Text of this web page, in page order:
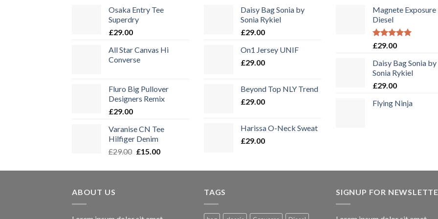
Osaka Entry Tee
Superdry
£29.00
All Star Canvas Hi
Converse
Fluro Big Pullover
Designers Remix
£29.00
Varanise CN Tee
Hilfiger Denim
£29.00 Ursprünglicher
war:
£15.00Aktueller
ist:
Daisy Bag Sonia by
Sonia Rykiel
£29.00
On1 Jersey UNIF
£29.00
Beyond Top NLY Trend
£29.00
Harissa O-Neck Sweat
£29.00
Magnete Exposure
Diesel
Bewertet
von 5
£29.00
Daisy Bag Sonia by
Sonia Rykiel
£29.00
Flying Ninja
ABOUT US TAGS SIGNUP FOR